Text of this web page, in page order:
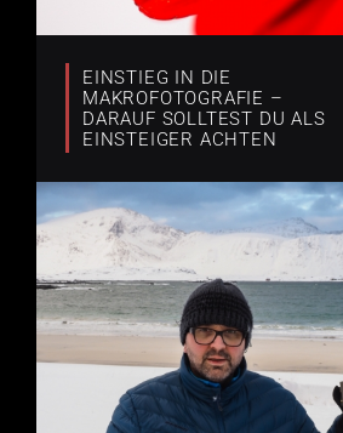
EINSTIEG IN DIE
MAKROFOTOGRAFIE –
DARAUF SOLLTEST DU ALS
EINSTEIGER ACHTEN